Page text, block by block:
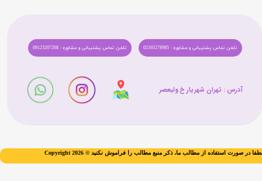
تلفن تماس پشتیبانی و مشاوره : 09123207268 تلفن تماس پشتیبانی و مشاوره : 02165278985
آدرس : تهران شهریار خ ولیعصر​​​​​​​